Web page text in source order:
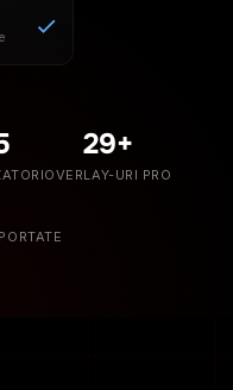
29+
OVERLAY-URI PRO